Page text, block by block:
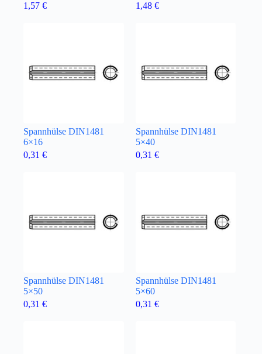
1,57 €
1,48 €
Spannhülse DIN1481
6×16
0,31 €
Spannhülse DIN1481
5×40
0,31 €
Spannhülse DIN1481
5×50
0,31 €
Spannhülse DIN1481
5×60
0,31 €